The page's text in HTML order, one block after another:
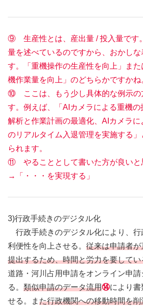
⑨ 生産性とは、産出量 / 投入量です
量を述べているのですから、おかしな
す。「重機操作の生産性を向上」ま
機作業量を向上」のどちらかですかね
⑩ ここは、もう少し具体的な例示の
す。例えば、「AIカメラによる重機
解析と作業計画の最適化、AIカメラに
のリアルタイム入退管理を実施する」
られます。
⑪ やることとして書いた方が良いと
→「・・・を実現する」
3)行政手続きのデジタル化
行政手続きのデジタル化により、行
利便性を向上させる。 従来は申請者
提出するため、時間と労力を要してい
道路・河川占用申請をオンライン申
る。 類似申請のデータ流用⑭により書
せる。ま た行政機関への移動時間を削